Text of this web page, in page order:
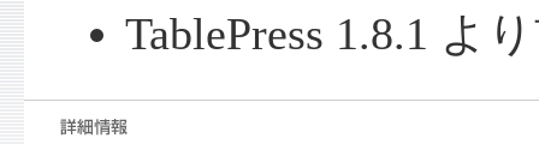
TablePress 1.8.1 よ